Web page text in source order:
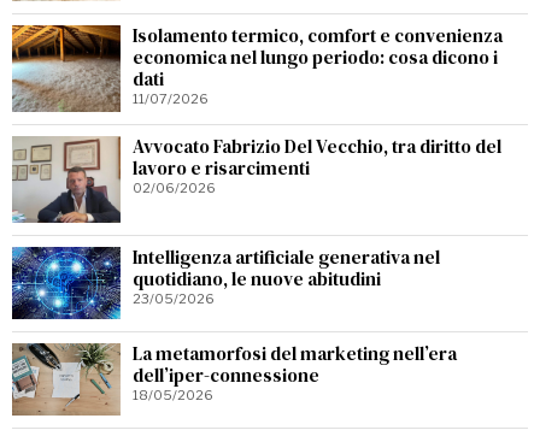
Isolamento termico, comfort e convenienza
economica nel lungo periodo: cosa dicono i
dati
11/07/2026
Avvocato Fabrizio Del Vecchio, tra diritto del
lavoro e risarcimenti
02/06/2026
Intelligenza artificiale generativa nel
quotidiano, le nuove abitudini
23/05/2026
La metamorfosi del marketing nell’era
dell’iper-connessione
18/05/2026